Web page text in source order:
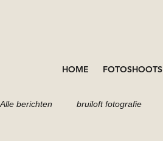
HOME FOTOSHOOTS
Alle berichten bruiloft fotografie